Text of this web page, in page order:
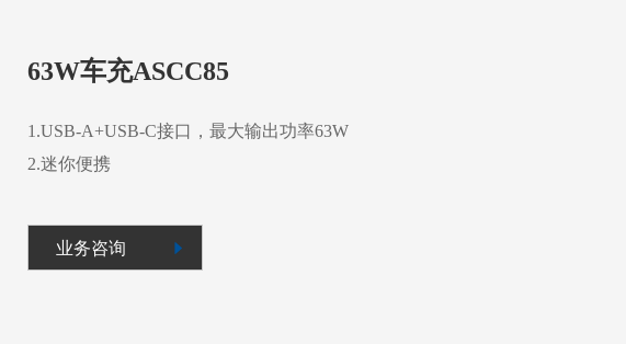
63W车充ASCC85
1.USB-A+USB-C接口，最大输出功率63W
2.迷你便携
业务咨询